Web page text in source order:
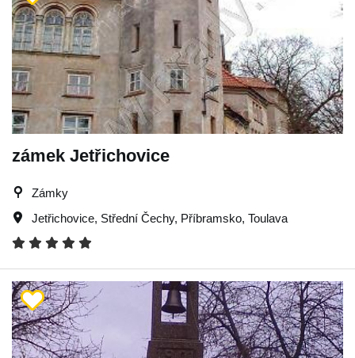
zámek Jetřichovice
Zámky
Jetřichovice, Střední Čechy, Příbramsko, Toulava